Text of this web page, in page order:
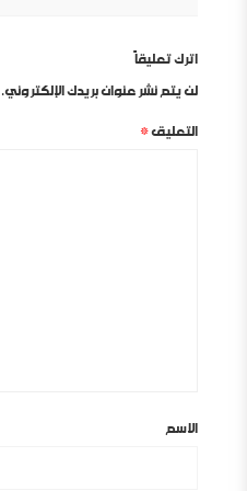
اترك تعليقاً
لن يتم نشر عنوان بريدك الإلكتروني.
التعليق*
الاسم